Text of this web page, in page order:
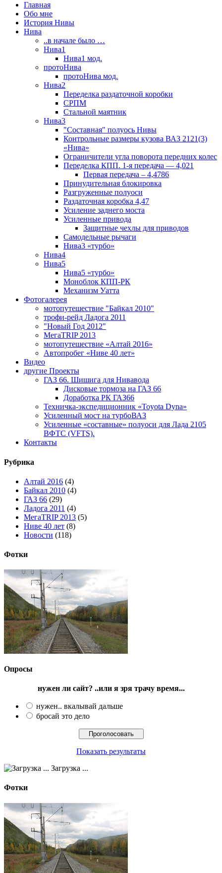
Главная
Обо мне
История Нивы
Нива
..в начале было …
Нива1
Нива1 мод.
протоНива
протоНива мод.
Нива2
Переделка раздаточной коробки
СРПМ
Стальной маятник
Нива3
"Составная" полуось Нивы
Контрольные размеры кузова ВАЗ 2121(3)
«Нива»
Ограничители угла поворота передних колес
Переделка КПП. 1-я передача — 4,021
Первая передача – 4,4786
Принудительная блокировка
Разгруженные полуоси
Раздаточная коробка 4,47
Усиление заднего моста
Усиленные привода
Защитные чехлы для приводов
Самодельные рычаги
Нива3 «турбо»
Нива4
Нива5
Нива5 «турбо»
Моноблок КПП-РК
Механизм Уатта
Фотогалерея
мотопутешествие "Байкал 2010"
трофи-рейд Ладога 2011
"Новый Год 2012"
МегаTRIP 2013
мотопутешествие «Алтай 2016»
Автопробег «Ниве 40 лет»
Видео
другие Проекты
ГАЗ 66. Шишига для Нивавода
Дисковые тормоза на ГАЗ 66
Доработка РК ГАЗ66
Техничка-экспедиционник «Toyota Dyna»
Усиленный мост на турбоВАЗ
Усиленные «составные» полуоси для Лада 2105
ВФТС (VFTS).
Контакты
Рубрика
Алтай 2016 (4)
Байкал 2010 (4)
ГАЗ 66 (29)
Ладога 2011 (4)
МегаTRIP 2013 (5)
Ниве 40 лет (8)
Новости (118)
Фотки
Опросы
нужен ли сайт? ..или я зря трачу время...
нужен.. вкалывай дальше
бросай это дело
Показать результаты
Загрузка ...
Фотки